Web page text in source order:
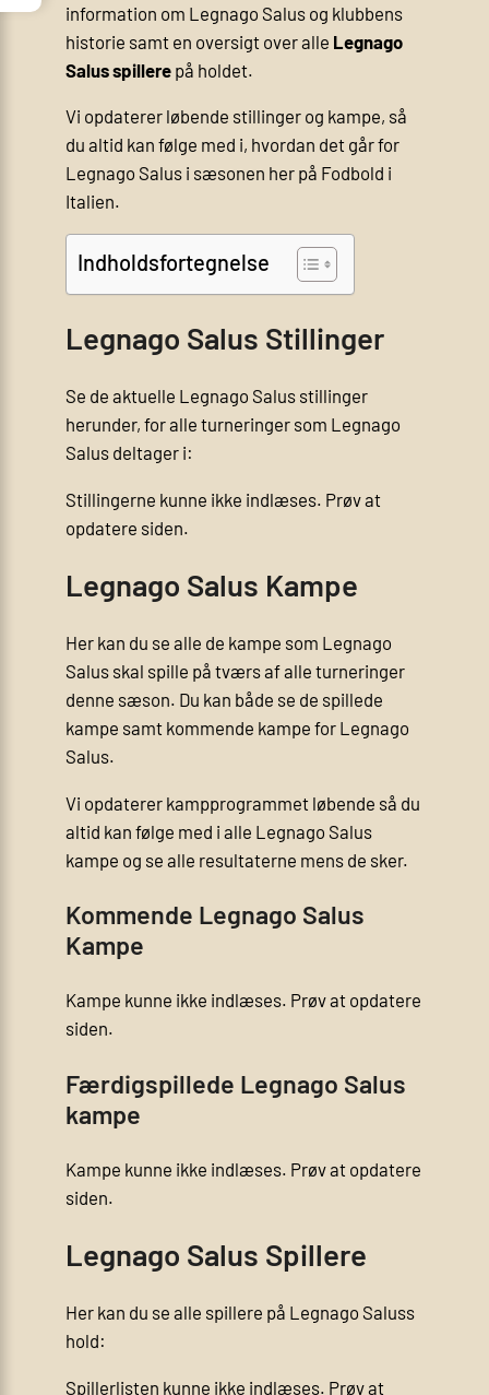
information om Legnago Salus og klubbens
historie samt en oversigt over alle Legnago
Salus spillerepå holdet.
Vi opdaterer løbende stillinger og kampe, så
du altid kan følge med i, hvordan det går for
Legnago Salus i sæsonen her på Fodbold i
Italien.
Indholdsfortegnelse
Legnago Salus Stillinger
Se de aktuelle Legnago Salus stillinger
herunder, for alle turneringer som Legnago
Salus deltager i:
Stillingerne kunne ikke indlæses. Prøv at
opdatere siden.
Legnago Salus Kampe
Her kan du se alle de kampe som Legnago
Salus skal spille på tværs af alle turneringer
denne sæson. Du kan både se de spillede
kampe samt kommende kampe for Legnago
Salus.
Vi opdaterer kampprogrammet løbende så du
altid kan følge med i alle Legnago Salus
kampe og se alle resultaterne mens de sker.
Kommende Legnago Salus
Kampe
Kampe kunne ikke indlæses. Prøv at opdatere
siden.
Færdigspillede Legnago Salus
kampe
Kampe kunne ikke indlæses. Prøv at opdatere
siden.
Legnago Salus Spillere
Her kan du se alle spillere på Legnago Saluss
hold:
Spillerlisten kunne ikke indlæses. Prøv at